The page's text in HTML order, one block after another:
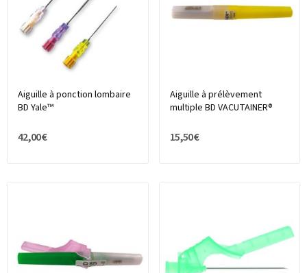
Aiguille à ponction lombaire
BD Yale™
42,00 €
Aiguille à prélèvement
multiple BD VACUTAINER®
15,50 €